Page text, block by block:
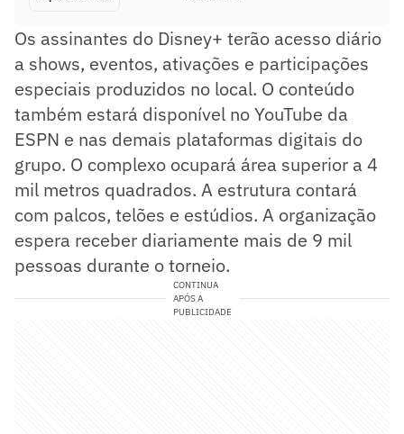
Os assinantes do Disney+ terão acesso diário
a shows, eventos, ativações e participações
especiais produzidos no local. O conteúdo
também estará disponível no YouTube da
ESPN e nas demais plataformas digitais do
grupo. O complexo ocupará área superior a 4
mil metros quadrados. A estrutura contará
com palcos, telões e estúdios. A organização
espera receber diariamente mais de 9 mil
pessoas durante o torneio.
CONTINUA
APÓS A
PUBLICIDADE